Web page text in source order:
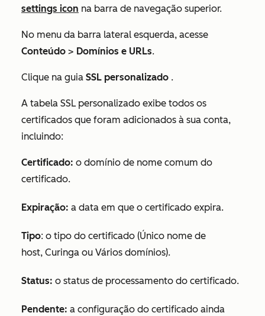
settings icon na barra de navegação superior.
No menu da barra lateral esquerda, acesse
Conteúdo > Domínios e URLs.
Clique na guia SSL personalizado .
A tabela SSL personalizado exibe todos os
certificados que foram adicionados à sua conta,
incluindo:
Certificado: o domínio de nome comum do
certificado.
Expiração: a data em que o certificado expira.
Tipo: o tipo do certificado (Único nome de
host, Curinga ou Vários domínios).
Status: o status de processamento do certificado.
Pendente: a configuração do certificado ainda